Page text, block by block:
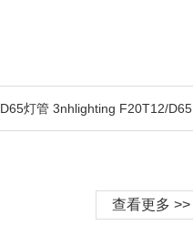
D65灯管 3nhlighting F20T12/D65
查看更多 >>